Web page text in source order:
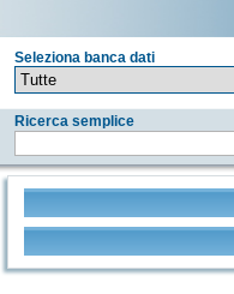
Seleziona banca dati
Ricerca semplice